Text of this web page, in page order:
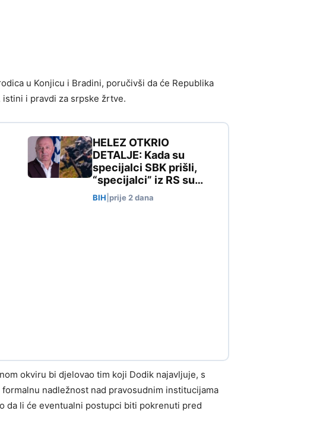
u Konjicu i Bradini, poručivši da će Republika
i pravdi za srpske žrtve.
HELEZ OTKRIO
DETALJE: Kada su
specijalci SBK prišli,
“specijalci” iz RS su…
BIH prije 2 dana
okviru bi djelovao tim koji Dodik najavljuje, s
nadležnost nad pravosudnim institucijama
da li će eventualni postupci biti pokrenuti pred